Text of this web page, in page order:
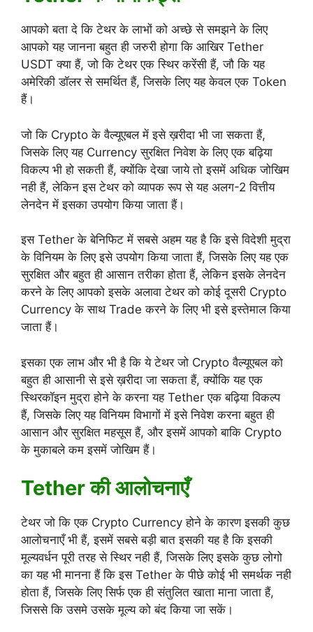
आपको बता दे कि टेथर के लाभों को अच्छे से समझने के लिए
आपको यह जानना बहुत ही जरुरी होगा कि आखिर Tether
USDT क्या हैं, जो कि टेथर एक स्थिर करेंसी हैं, जौ कि यह
अमेरिकी डॉलर से समर्थित हैं, जिसके लिए यह केवल एक Token
हैं।
जो कि Crypto के वैल्यूएबल में इसे ख़रीदा भी जा सकता हैं,
जिसके लिए यह Currency सुरक्षित निवेश के लिए एक बढ़िया
विकल्प भी हो सकती हैं, क्योंकि देखा जाये तो इसमें अधिक जोखिम
नही हैं, लेकिन इस टेथर को व्यापक रूप से यह अलग-2 वित्तीय
लेनदेन में इसका उपयोग किया जाता हैं।
इस Tether के बेनिफिट में सबसे अहम यह है कि इसे विदेशी मुद्रा
के विनियम के लिए इसे उपयोग किया जाता हैं, जिसके लिए यह एक
सुरक्षित और बहुत ही आसान तरीका होता हैं, लेकिन इसके लेनदेन
करने के लिए आपको इसके अलावा टेथर को कोई दूसरी Crypto
Currency के साथ Trade करने के लिए भी इसे इस्तेमाल किया
जाता हैं।
इसका एक लाभ और भी है कि ये टेथर जो Crypto वैल्यूएबल को
बहुत ही आसानी से इसे ख़रीदा जा सकता हैं, क्योंकि यह एक
स्थिरकॉइन मुद्रा होने के करना यह Tether एक बढ़िया विकल्प
हैं, जिसके लिए यह विनियम विभागों में इसे निवेश करना बहुत ही
आसान और सुरक्षित महसूस हैं, और इसमें आपको बाकि Crypto
के मुकाबले कम इसमें जोखिम हैं।
Tether की आलोचनाएँ
टेथर जो कि एक Crypto Currency होने के कारण इसकी कुछ
आलोचनाएँ भी हैं, इसमें सबसे बड़ी बात इसकी यह है कि इसकी
मूल्यवर्धन पूरी तरह से स्थिर नही हैं, जिसके लिए इसके कुछ लोगो
का यह भी मानना हैं कि इस Tether के पीछे कोई भी समर्थक नही
होता हैं, जिसके लिए सिर्फ एक ही संतुलित खाता माना जाता हैं,
जिससे कि उसमे उसके मूल्य को बंद किया जा सकें।